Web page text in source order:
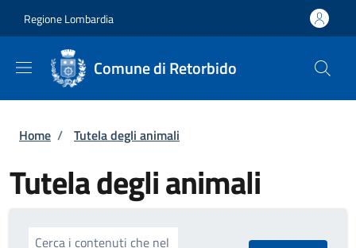
Regione Lombardia
Comune di Retorbido
Briciole di pane
Home / Tutela degli animali
Tutela degli animali
Cerca i contenuti che nel